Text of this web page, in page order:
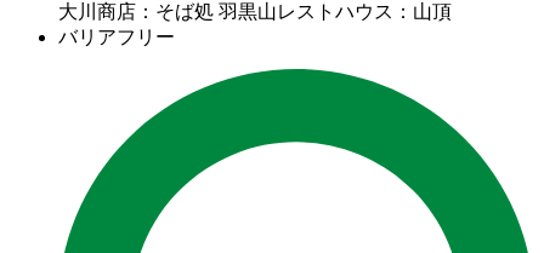
大川商店：そば処 羽黒山レストハウス：山頂
バリアフリー